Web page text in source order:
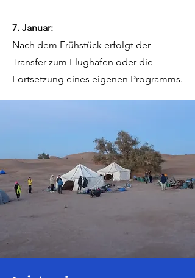
7. Januar:
Nach dem Frühstück erfolgt der
Transfer zum Flughafen oder die
Fortsetzung eines eigenen Programms.